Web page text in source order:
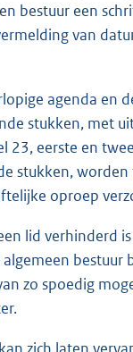
bestuur een
van
agenda en
stukken, met
23, eerste en
stukken,
oproep
lid verhinderd
bestuur
zo spoedig